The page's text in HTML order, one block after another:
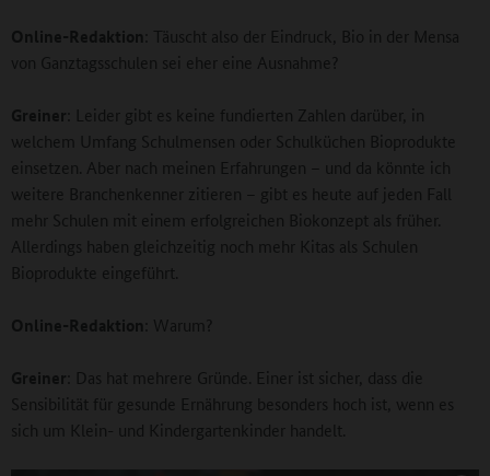
Online-Redaktion : Täuscht also der Eindruck, Bio in der Mensa
von Ganztagsschulen sei eher eine Ausnahme?
Greiner : Leider gibt es keine fundierten Zahlen darüber, in
welchem Umfang Schulmensen oder Schulküchen Bioprodukte
einsetzen. Aber nach meinen Erfahrungen – und da könnte ich
weitere Branchenkenner zitieren – gibt es heute auf jeden Fall
mehr Schulen mit einem erfolgreichen Biokonzept als früher.
Allerdings haben gleichzeitig noch mehr Kitas als Schulen
Bioprodukte eingeführt.
Online-Redaktion : Warum?
Greiner : Das hat mehrere Gründe. Einer ist sicher, dass die
Sensibilität für gesunde Ernährung besonders hoch ist, wenn es
sich um Klein- und Kindergartenkinder handelt.